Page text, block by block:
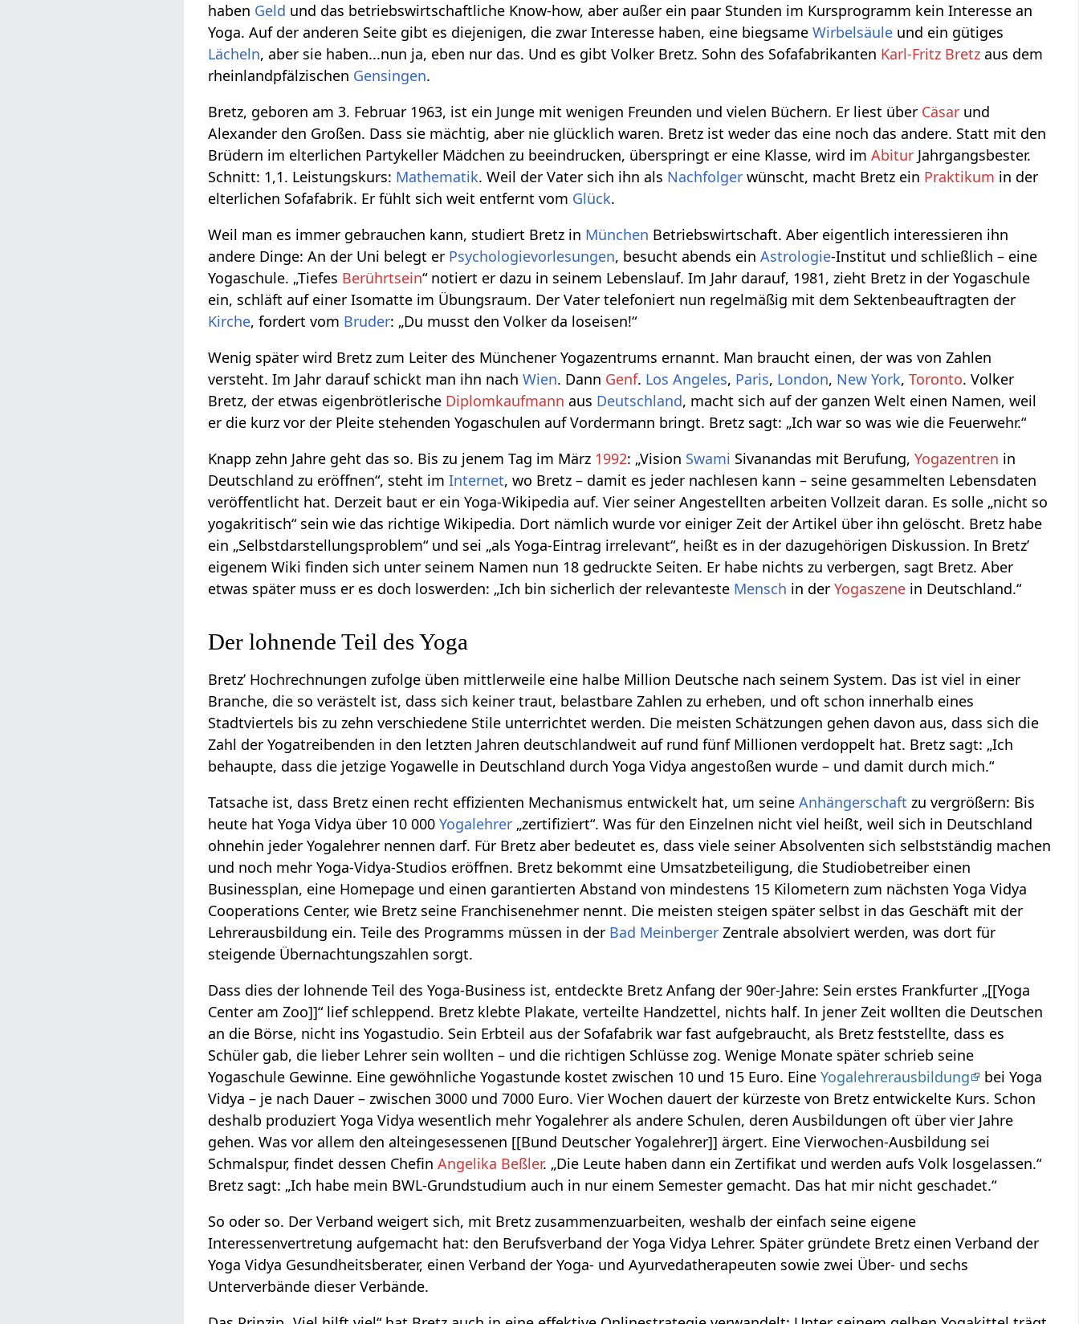
haben Geld und das betriebswirtschaftliche Know-how, aber außer ein paar Stunden im Kursprogramm kein Interesse an
Yoga. Auf der anderen Seite gibt es diejenigen, die zwar Interesse haben, eine biegsameWirbelsäule und ein gütiges
Lächeln, aber sie haben...nun ja, eben nur das. Und es gibt Volker Bretz. Sohn des Sofafabrikanten Karl-Fritz Bretz aus dem
rheinlandpfälzischen Gensingen.
Bretz, geboren am 3. Februar 1963, ist ein Junge mit wenigen Freunden und vielen Büchern. Er liest über Cäsar und
Alexander den Großen. Dass sie mächtig, aber nie glücklich waren. Bretz ist weder das eine noch das andere. Statt mit den
Brüdern im elterlichen Partykeller Mädchen zu beeindrucken, überspringt er eine Klasse, wird imAbitur Jahrgangsbester.
Schnitt: 1,1. Leistungskurs: Mathematik. Weil der Vater sich ihn als Nachfolger wünscht, macht Bretz ein Praktikum in der
elterlichen Sofafabrik. Er fühlt sich weit entfernt vom Glück.
Weil man es immer gebrauchen kann, studiert Bretz in München Betriebswirtschaft. Aber eigentlich interessieren ihn
andere Dinge: An der Uni belegt er Psychologievorlesungen, besucht abends einAstrologie-Institut und schließlich – eine
Yogaschule. „Tiefes Berührtsein“ notiert er dazu in seinem Lebenslauf. Im Jahr darauf, 1981, zieht Bretz in der Yogaschule
ein, schläft auf einer Isomatte im Übungsraum. Der Vater telefoniert nun regelmäßig mit dem Sektenbeauftragten der
Kirche, fordert vom Bruder: „Du musst den Volker da loseisen!“
Wenig später wird Bretz zum Leiter des Münchener Yogazentrums ernannt. Man braucht einen, der was von Zahlen
versteht. Im Jahr darauf schickt man ihn nachWien. Dann Genf. Los Angeles, Paris, London, New York,Toronto. Volker
Bretz, der etwas eigenbrötlerische Diplomkaufmann aus Deutschland, macht sich auf der ganzen Welt einen Namen, weil
er die kurz vor der Pleite stehenden Yogaschulen auf Vordermann bringt. Bretz sagt: „Ich war so was wie die Feuerwehr.“
Knapp zehn Jahre geht das so. Bis zu jenem Tag im März 1992: „Vision Swami Sivanandas mit Berufung,Yogazentren in
Deutschland zu eröffnen“, steht imInternet, wo Bretz – damit es jeder nachlesen kann – seine gesammelten Lebensdaten
veröffentlicht hat. Derzeit baut er ein Yoga-Wikipedia auf. Vier seiner Angestellten arbeiten Vollzeit daran. Es solle „nicht so
yogakritisch“ sein wie das richtige Wikipedia. Dort nämlich wurde vor einiger Zeit der Artikel über ihn gelöscht. Bretz habe
ein „Selbstdarstellungsproblem“ und sei „als Yoga-Eintrag irrelevant“, heißt es in der dazugehörigen Diskussion. In Bretz’
eigenem Wiki finden sich unter seinem Namen nun 18 gedruckte Seiten. Er habe nichts zu verbergen, sagt Bretz. Aber
etwas später muss er es doch loswerden: „Ich bin sicherlich der relevanteste Mensch in derYogaszene in Deutschland.“
Der lohnende Teil des Yoga
Bretz’ Hochrechnungen zufolge üben mittlerweile eine halbe Million Deutsche nach seinem System. Das ist viel in einer
Branche, die so verästelt ist, dass sich keiner traut, belastbare Zahlen zu erheben, und oft schon innerhalb eines
Stadtviertels bis zu zehn verschiedene Stile unterrichtet werden. Die meisten Schätzungen gehen davon aus, dass sich die
Zahl der Yogatreibenden in den letzten Jahren deutschlandweit auf rund fünf Millionen verdoppelt hat. Bretz sagt: „Ich
behaupte, dass die jetzige Yogawelle in Deutschland durch Yoga Vidya angestoßen wurde – und damit durch mich.“
Tatsache ist, dass Bretz einen recht effizienten Mechanismus entwickelt hat, um seineAnhängerschaft zu vergrößern: Bis
heute hat Yoga Vidya über 10 000Yogalehrer „zertifiziert“. Was für den Einzelnen nicht viel heißt, weil sich in Deutschland
ohnehin jeder Yogalehrer nennen darf. Für Bretz aber bedeutet es, dass viele seiner Absolventen sich selbstständig machen
und noch mehr Yoga-Vidya-Studios eröffnen. Bretz bekommt eine Umsatzbeteiligung, die Studiobetreiber einen
Businessplan, eine Homepage und einen garantierten Abstand von mindestens 15 Kilometern zum nächsten Yoga Vidya
Cooperations Center, wie Bretz seine Franchisenehmer nennt. Die meisten steigen später selbst in das Geschäft mit der
Lehrerausbildung ein. Teile des Programms müssen in der Bad Meinberger Zentrale absolviert werden, was dort für
steigende Übernachtungszahlen sorgt.
Dass dies der lohnende Teil des Yoga-Business ist, entdeckte Bretz Anfang der 90er-Jahre: Sein erstes Frankfurter „[[Yoga
Center am Zoo]]“ lief schleppend. Bretz klebte Plakate, verteilte Handzettel, nichts half. In jener Zeit wollten die Deutschen
an die Börse, nicht ins Yogastudio. Sein Erbteil aus der Sofafabrik war fast aufgebraucht, als Bretz feststellte, dass es
Schüler gab, die lieber Lehrer sein wollten – und die richtigen Schlüsse zog. Wenige Monate später schrieb seine
Yogaschule Gewinne. Eine gewöhnliche Yogastunde kostet zwischen 10 und 15 Euro. EineYogalehrerausbildung
bei Yoga
Vidya – je nach Dauer – zwischen 3000 und 7000 Euro. Vier Wochen dauert der kürzeste von Bretz entwickelte Kurs. Schon
deshalb produziert Yoga Vidya wesentlich mehr Yogalehrer als andere Schulen, deren Ausbildungen oft über vier Jahre
gehen. Was vor allem den alteingesessenen [[Bund Deutscher Yogalehrer]] ärgert. Eine Vierwochen-Ausbildung sei
Schmalspur, findet dessen ChefinAngelika Beßler. „Die Leute haben dann ein Zertifikat und werden aufs Volk losgelassen.“
Bretz sagt: „Ich habe mein BWL-Grundstudium auch in nur einem Semester gemacht. Das hat mir nicht geschadet.“
So oder so. Der Verband weigert sich, mit Bretz zusammenzuarbeiten, weshalb der einfach seine eigene
Interessenvertretung aufgemacht hat: den Berufsverband der Yoga Vidya Lehrer. Später gründete Bretz einen Verband der
Yoga Vidya Gesundheitsberater, einen Verband der Yoga- und Ayurvedatherapeuten sowie zwei Über- und sechs
Unterverbände dieser Verbände.